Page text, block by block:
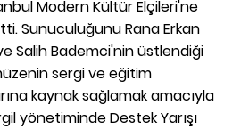
Modern Kültür Elçileri'ne
Sunuculuğunu Rana Erkan
Salih Bademci'nin üstlendiği
sergi ve eğitim
kaynak sağlamak amacıyla
yönetiminde Destek Yarışı